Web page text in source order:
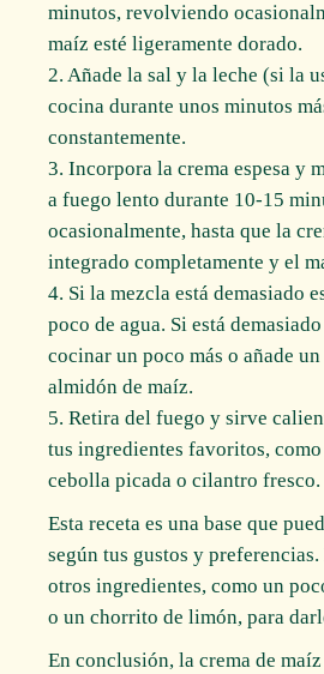
minutos, revolviendo
maíz esté ligeramente dorado.
2. Añade la sal y la leche (si la
cocina durante unos minutos
constantemente.
3. Incorpora la crema espesa y
a fuego lento durante 10-15
ocasionalmente, hasta que la
integrado completamente y el
4. Si la mezcla está demasiado
poco de agua. Si está
cocinar un poco más o añade
almidón de maíz.
5. Retira del fuego y sirve
tus ingredientes favoritos,
cebolla picada o cilantro fresco.
Esta receta es una base que
según tus gustos y preferencias.
otros ingredientes, como un
o un chorrito de limón, para
En conclusión, la crema de